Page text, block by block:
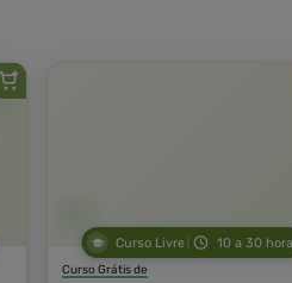
Curso Livre 10 a 30
Curso Grátis de